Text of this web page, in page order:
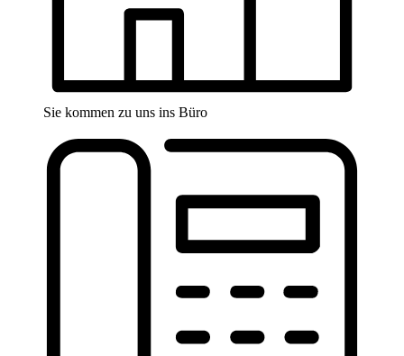
Sie kommen zu uns ins Büro